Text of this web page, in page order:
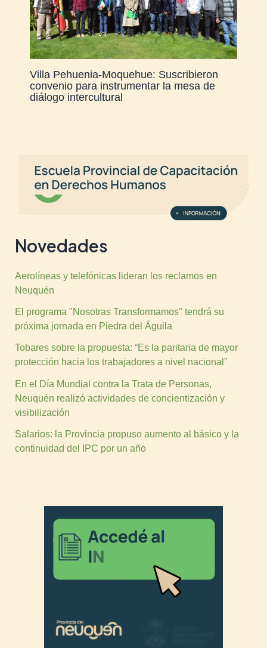
Villa Pehuenia-Moquehue: Suscribieron
convenio para instrumentar la mesa de
diálogo intercultural
Novedades
Aerolíneas y telefónicas lideran los reclamos en
Neuquén
El programa "Nosotras Transformamos" tendrá su
próxima jornada en Piedra del Águila
Tobares sobre la propuesta: “Es la paritaria de mayor
protección hacia los trabajadores a nivel nacional”
En el Día Mundial contra la Trata de Personas,
Neuquén realizó actividades de concientización y
visibilización
Salarios: la Provincia propuso aumento al básico y la
continuidad del IPC por un año